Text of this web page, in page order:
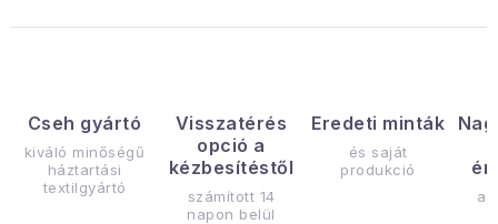
Cseh gyártó
kiváló minőségű
háztartási
textilgyártó
Visszatérés
opció a
kézbesítéstől
számított 14
napon belül
Eredeti minták
és saját
produkció